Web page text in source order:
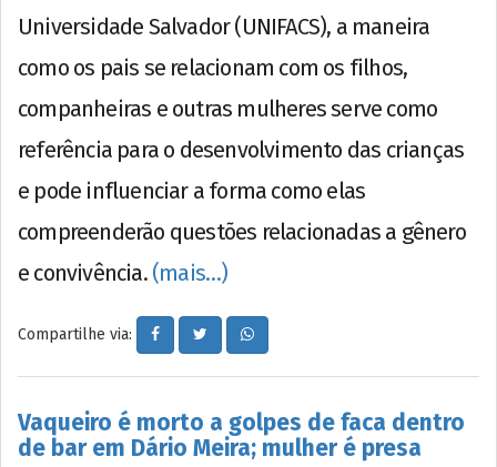
Universidade Salvador (UNIFACS), a maneira
como os pais se relacionam com os filhos,
companheiras e outras mulheres serve como
referência para o desenvolvimento das crianças
e pode influenciar a forma como elas
compreenderão questões relacionadas a gênero
e convivência. (mais…)
Compartilhe via:
Vaqueiro é morto a golpes de faca dentro
de bar em Dário Meira; mulher é presa